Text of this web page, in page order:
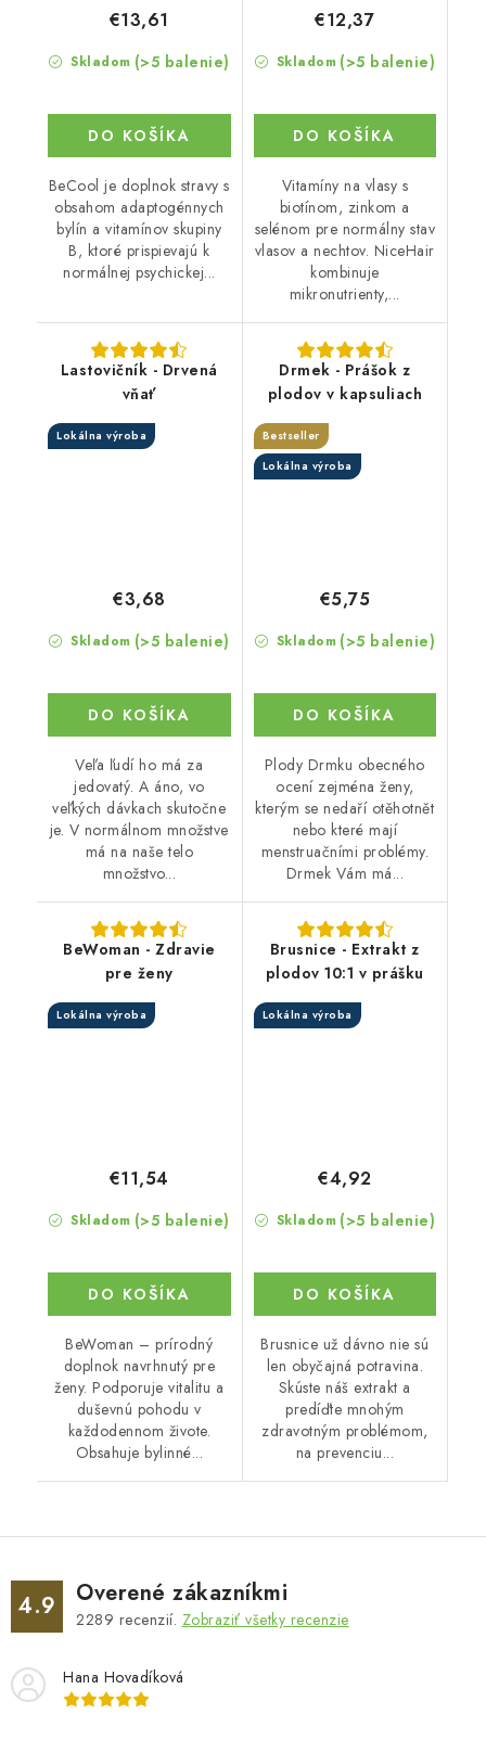
Skladom (>5 balenie)
€13,61
DO KOŠÍKA
BeCool je doplnok stravy s
obsahom adaptogénnych
bylín a vitamínov skupiny
B, ktoré prispievajú k
normálnej psychickej...
Skladom (>5 balenie)
€12,37
DO KOŠÍKA
Vitamíny na vlasy s
biotínom, zinkom a
selénom pre normálny stav
vlasov a nechtov. NiceHair
kombinuje
mikronutrienty,...
Lastovičník - Drvená
vňať
Lokálna výroba
Skladom (>5 balenie)
€3,68
DO KOŠÍKA
Veľa ľudí ho má za
jedovatý. A áno, vo
veľkých dávkach skutočne
je. V normálnom množstve
má na naše telo
množstvo...
Drmek - Prášok z
plodov v kapsuliach
Bestseller
Lokálna výroba
Skladom (>5 balenie)
€5,75
DO KOŠÍKA
Plody Drmku obecného
ocení zejména ženy,
kterým se nedaří otěhotnět
nebo které mají
menstruačními problémy.
Drmek Vám má...
BeWoman - Zdravie
pre ženy
Lokálna výroba
Skladom (>5 balenie)
€11,54
DO KOŠÍKA
BeWoman – prírodný
doplnok navrhnutý pre
ženy. Podporuje vitalitu a
duševnú pohodu v
každodennom živote.
Obsahuje bylinné...
Brusnice - Extrakt z
plodov 10:1 v prášku
Lokálna výroba
Skladom (>5 balenie)
€4,92
DO KOŠÍKA
Brusnice už dávno nie sú
len obyčajná potravina.
Skúste náš extrakt a
predíďte mnohým
zdravotným problémom,
na prevenciu...
4.9 Overené zákazníkmi
2289 recenzií. Zobraziť všetky recenzie
Hana Hovadíková